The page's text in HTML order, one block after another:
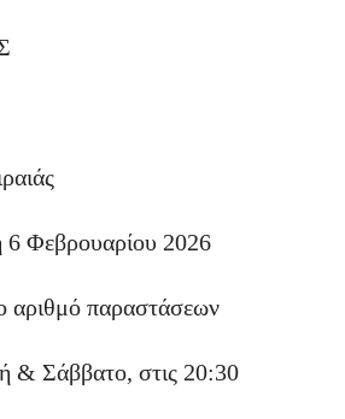
Φεβρουαρίου 2026
αριθμό παραστάσεων
& Σάββατο, στις 20:30